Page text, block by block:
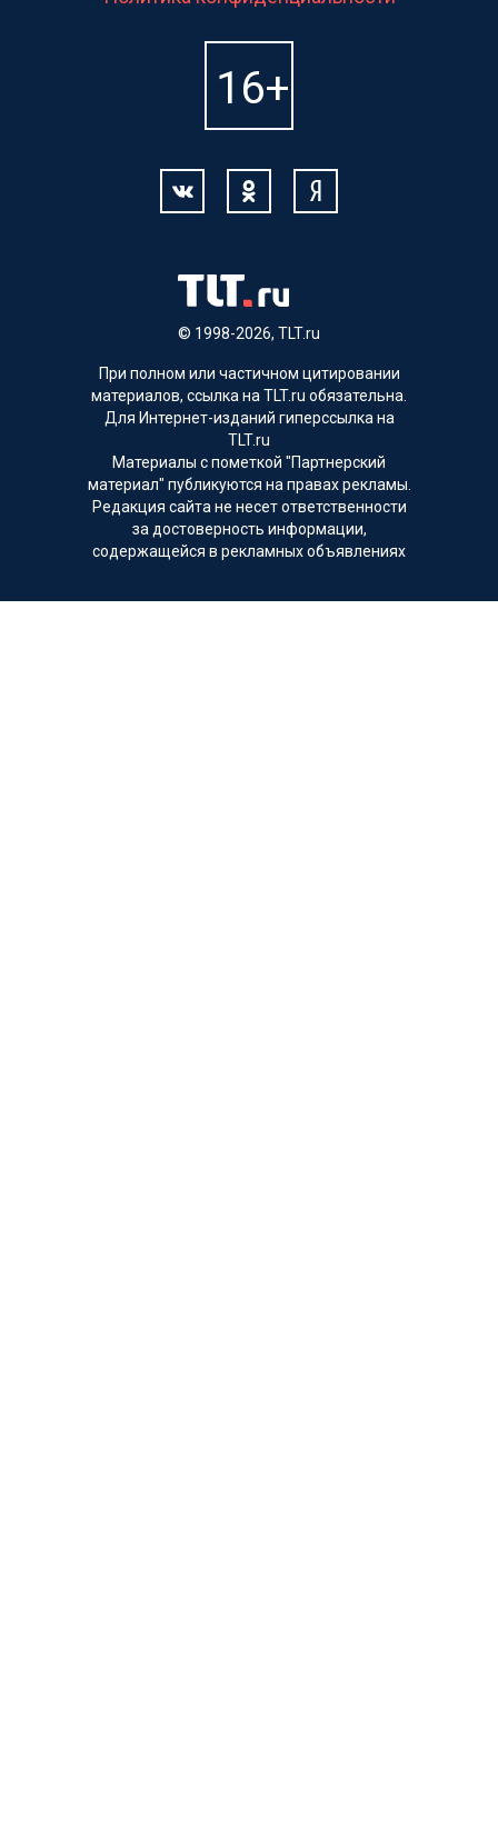
© 1998-2026, TLT.ru
При полном или частичном цитировании
материалов, ссылка на TLT.ru обязательна.
Для Интернет-изданий гиперссылка на
TLT.ru
Материалы с пометкой "Партнерский
материал" публикуются на правах рекламы.
Редакция сайта не несет ответственности
за достоверность информации,
содержащейся в рекламных объявлениях